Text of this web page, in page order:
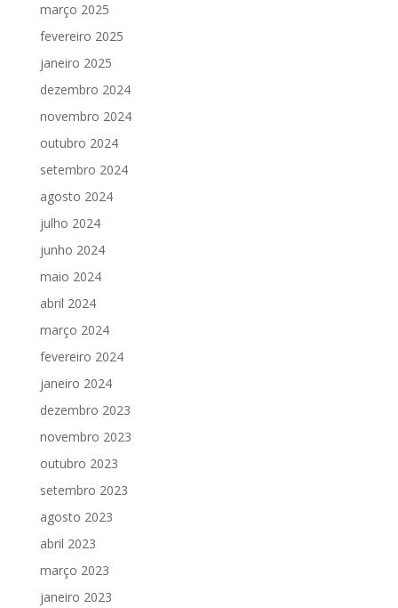
março 2025
fevereiro 2025
janeiro 2025
dezembro 2024
novembro 2024
outubro 2024
setembro 2024
agosto 2024
julho 2024
junho 2024
maio 2024
abril 2024
março 2024
fevereiro 2024
janeiro 2024
dezembro 2023
novembro 2023
outubro 2023
setembro 2023
agosto 2023
abril 2023
março 2023
janeiro 2023